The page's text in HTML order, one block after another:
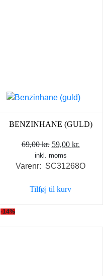
BENZINHANE (GULD)
69,00kr. Den
oprindelige
pris
69,00 kr..
59,00 kr.
pris
inkl. moms
Varenr: SC31268O
Tilføj til kurv
-14%